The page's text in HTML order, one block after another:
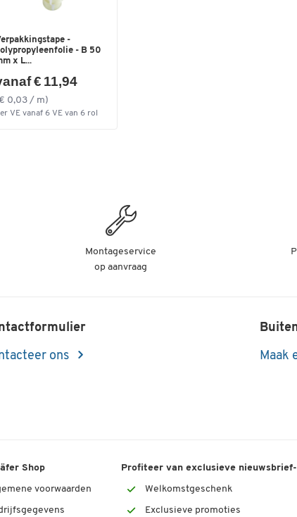
-
- B 50
x L...
€ 11,94
0,03 / m)
VE vanaf 6 VE van 6 rol
Montageservice
op aanvraag
ons Maak
Shop
voorwaarden
Profiteer van exclusieve
Welkomstgeschenk
Exclusieve promoties